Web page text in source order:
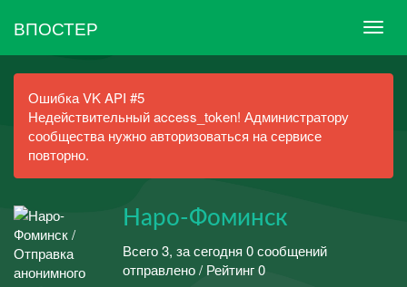
ВПОСТЕР
Ошибка VK API #5
Недействительный access_token! Администратору
сообщества нужно авторизоваться на сервисе
повторно.
Наро-Фоминск
Всего 3, за сегодня 0 сообщений
отправлено / Рейтинг 0